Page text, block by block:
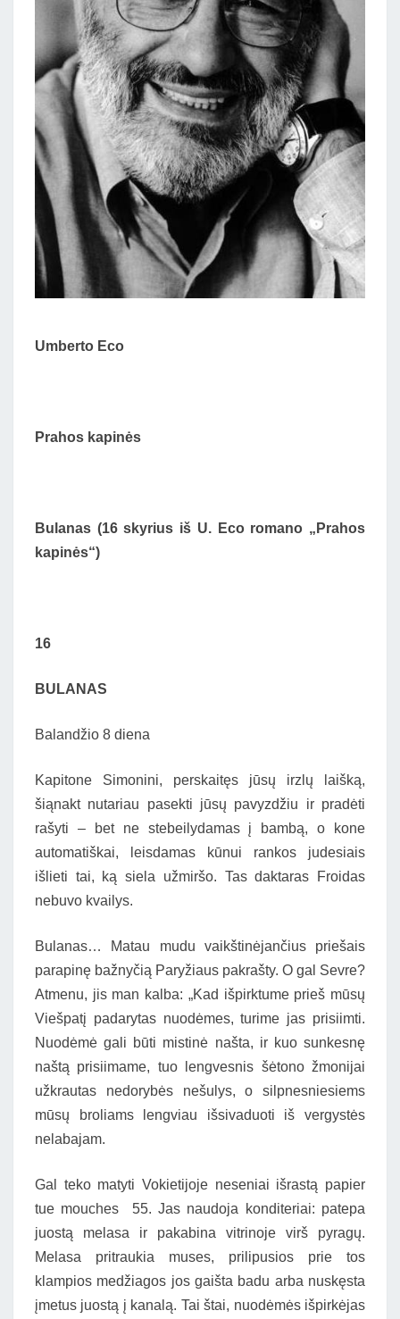
Umberto Eco
Prahos kapinės
Bulanas (16 skyrius iš U. Eco romano „Prahos
kapinės“)
16
BULANAS
Balandžio 8 diena
Kapitone Simonini, perskaitęs jūsų irzlų laišką,
šiąnakt nutariau pasekti jūsų pavyzdžiu ir pradėti
rašyti – bet ne stebeilydamas į bambą, o kone
automatiškai, leisdamas kūnui rankos judesiais
išlieti tai, ką siela užmiršo. Tas daktaras Froidas
nebuvo kvailys.
Bulanas… Matau mudu vaikštinėjančius priešais
parapinę bažnyčią Paryžiaus pakrašty. O gal Sevre?
Atmenu, jis man kalba: „Kad išpirktume prieš mūsų
Viešpatį padarytas nuodėmes, turime jas prisiimti.
Nuodėmė gali būti mistinė našta, ir kuo sunkesnę
naštą prisiimame, tuo lengvesnis šėtono žmonijai
užkrautas nedorybės nešulys, o silpnesniesiems
mūsų broliams lengviau išsivaduoti iš vergystės
nelabajam.
Gal teko matyti Vokietijoje neseniai išrastą papier
tue mouches 55. Jas naudoja konditeriai: patepa
juostą melasa ir pakabina vitrinoje virš pyragų.
Melasa pritraukia muses, prilipusios prie tos
klampios medžiagos jos gaišta badu arba nuskęsta
įmetus juostą į kanalą. Tai štai, nuodėmės išpirkėjas